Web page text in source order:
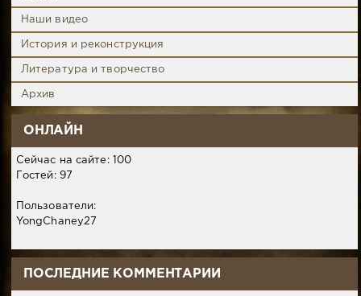
Наши видео
История и реконструкция
Литература и творчество
Архив
ОНЛАЙН
Сейчас на сайте: 100
Гостей: 97
Пользователи:
YongChaney27
ПОСЛЕДНИЕ КОММЕНТАРИИ